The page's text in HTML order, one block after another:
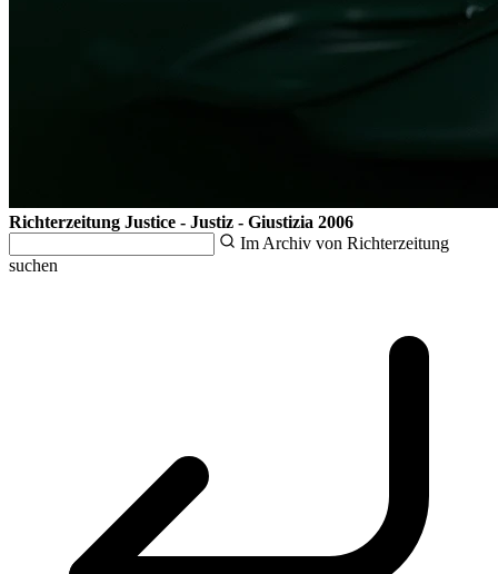
Richterzeitung Justice - Justiz - Giustizia 2006
Im Archiv von Richterzeitung
suchen